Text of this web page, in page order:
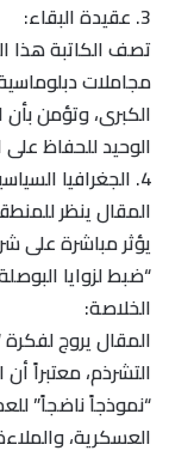
​3. عقيدة البقاء:
تصف الكاتبة هذا
مجاملات
الكبرى، وتؤمن
الوحيد للحفاظ
​4. الجغرافيا السياسية المتصلة:
المقال ينظر
يؤثر مباشرة على
“ضبط لزوايا
​الخلاصة:
​المقال يروج لفكرة
التشرذم، معتبراً
“نموذجاً ناضجاً”
العسكرية،